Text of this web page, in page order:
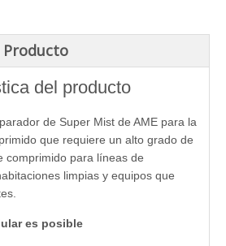
Producto
del producto
de Super Mist de AME para la
que requiere un alto grado de
comprimido para líneas de
limpias y equipos que
es posible